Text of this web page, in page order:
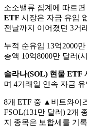
소소밸류 집계에 따르
ETF 시장은 자금 유입
전날까지 이어졌던 3거
누적 순유입 13억2000
총액 10억8000만 달러(
솔라나(SOL) 현물 ETF
며 4거래일 연속 자금
8개 ETF 중 ▲비트와이
FSOL(131만 달러) 2개
지 종목은 보합세를 기